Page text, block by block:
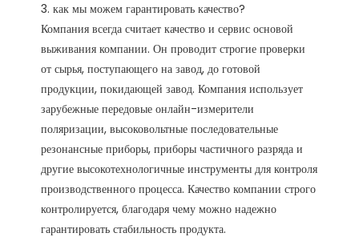
3. как мы можем гарантировать качество?
Компания всегда считает качество и сервис основой
выживания компании. Он проводит строгие проверки
от сырья, поступающего на завод, до готовой
продукции, покидающей завод. Компания использует
зарубежные передовые онлайн-измерители
поляризации, высоковольтные последовательные
резонансные приборы, приборы частичного разряда и
другие высокотехнологичные инструменты для контроля
производственного процесса. Качество компании строго
контролируется, благодаря чему можно надежно
гарантировать стабильность продукта.